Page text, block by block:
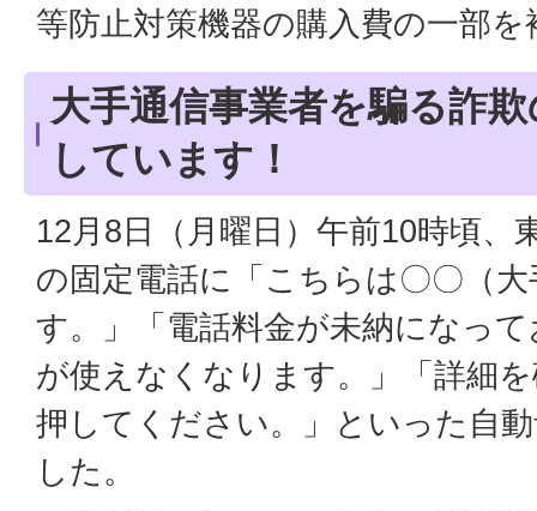
等防止対策機器の購入費の一部
大手通信事業者を騙る詐
しています！
12月8日（月曜日）午前10時頃、
の固定電話に「こちらは〇〇（
す。」「電話料金が未納になっ
が使えなくなります。」「詳細
押してください。」といった自
した。